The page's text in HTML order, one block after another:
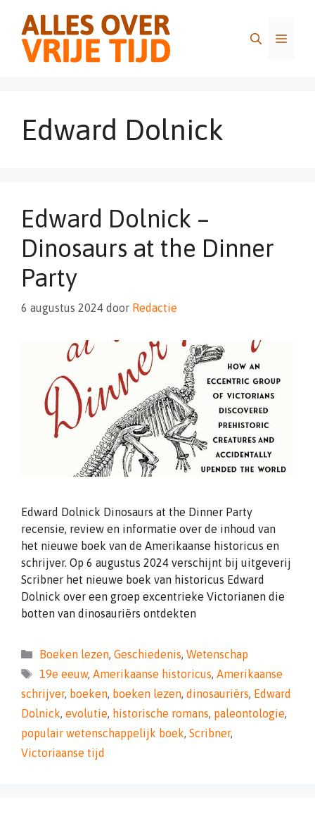
inhoud
Menu
Edward Dolnick
Edward Dolnick –
Dinosaurs at the Dinner
Party
6 augustus 2024 door Redactie
Edward Dolnick Dinosaurs at the Dinner Party
recensie, review en informatie over de inhoud van
het nieuwe boek van de Amerikaanse historicus en
schrijver. Op 6 augustus 2024 verschijnt bij uitgeverij
Scribner het nieuwe boek van historicus Edward
Dolnick over een groep excentrieke Victorianen die
botten van dinosauriërs ontdekten
Categorieën
Boeken lezen, Geschiedenis, Wetenschap
Tags
19e eeuw, Amerikaanse historicus, Amerikaanse
schrijver, boeken, boeken lezen, dinosauriërs, Edward
Dolnick, evolutie, historische romans, paleontologie,
populair wetenschappelijk boek, Scribner,
Victoriaanse tijd